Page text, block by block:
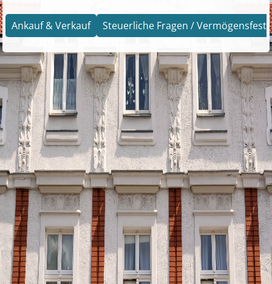
Ankauf & Verkauf Steuerliche Fragen /